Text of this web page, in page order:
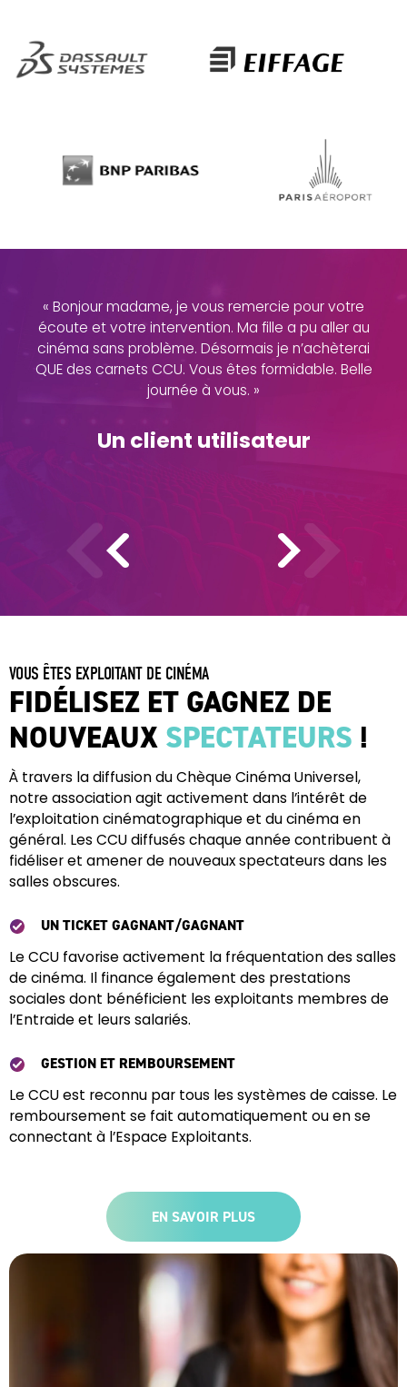
« Nous avons bien reçu l'ensemble des CCU sur
nos deux sites, je vous remercie pour votre
réactivité et votre rapidité dans le suivi de notre
dossier.»
VOUS ÊTES EXPLOITANT DE CINÉMA
FIDÉLISEZ ET GAGNEZ DE
NOUVEAUX SPECTATEURS !
À travers la diffusion du Chèque Cinéma Universel,
notre association agit activement dans l’intérêt de
l’exploitation cinématographique et du cinéma en
général. Les CCU diffusés chaque année contribuent à
fidéliser et amener de nouveaux spectateurs dans les
salles obscures.
UN TICKET GAGNANT/GAGNANT
Le CCU favorise activement la fréquentation des salles
de cinéma. Il finance également des prestations
sociales dont bénéficient les exploitants membres de
l’Entraide et leurs salariés.
GESTION ET REMBOURSEMENT
Le CCU est reconnu par tous les systèmes de caisse. Le
remboursement se fait automatiquement ou en se
connectant à l’Espace Exploitants.
EN SAVOIR PLUS